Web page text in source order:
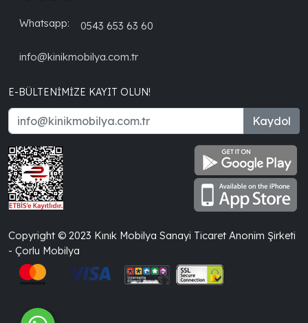
Whatsapp: 0543 653 63 60
info@kinikmobilya.com.tr
E-BÜLTENIMIZE KAYIT OLUN!
Kaydol
Copyright © 2023 Kınık Mobilya Sanayi Ticaret Anonim Şirketi
- Çorlu Mobilya